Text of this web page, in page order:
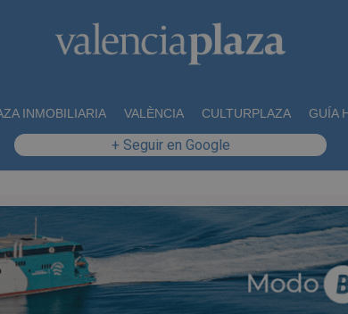
INMOBILIARIA VALÈNCIA CULTURPLAZA GUÍA
+ Seguir en Google